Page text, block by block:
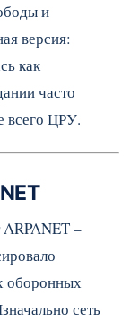
и
версия:
как
часто
всего ЦРУ.
–
оборонных
сеть